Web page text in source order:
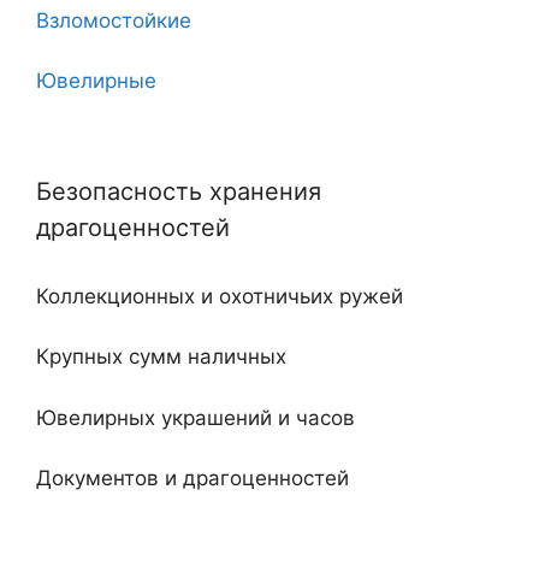
8
10
12
Взломостойкие
Ювелирные
Двухдверные
Безопасность хранения
драгоценностей
Коллекционных и охотничьих ружей
Крупных сумм наличных
Ювелирных украшений и часов
Документов и драгоценностей